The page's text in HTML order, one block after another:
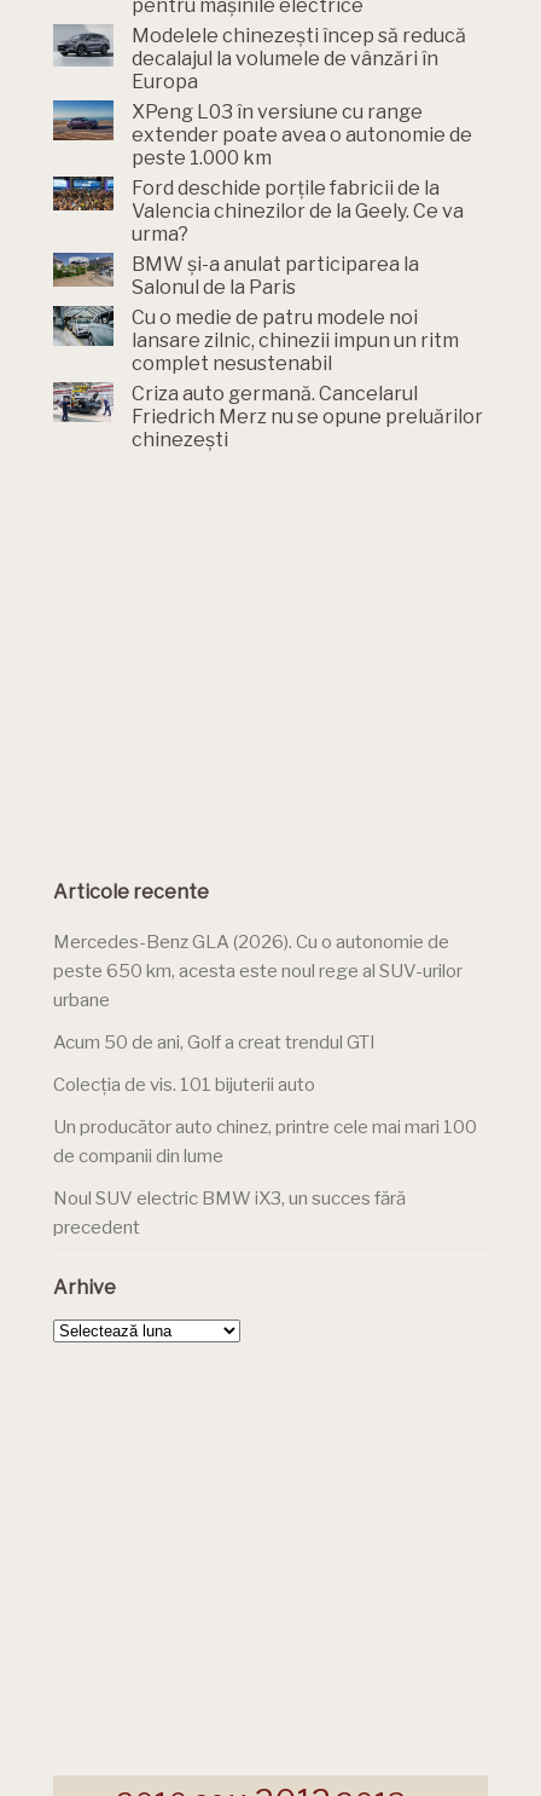
pentru mașinile electrice
Modelele chinezești încep să reducă
decalajul la volumele de vânzări în
Europa
XPeng L03 în versiune cu range
extender poate avea o autonomie de
peste 1.000 km
Ford deschide porțile fabricii de la
Valencia chinezilor de la Geely. Ce va
urma?
BMW și-a anulat participarea la
Salonul de la Paris
Cu o medie de patru modele noi
lansare zilnic, chinezii impun un ritm
complet nesustenabil
Criza auto germană. Cancelarul
Friedrich Merz nu se opune preluărilor
chinezești
Articole recente
Mercedes-Benz GLA (2026). Cu o autonomie de
peste 650 km, acesta este noul rege al SUV-urilor
urbane
Acum 50 de ani, Golf a creat trendul GTI
Colecția de vis. 101 bijuterii auto
Un producător auto chinez, printre cele mai mari 100
de companii din lume
Noul SUV electric BMW iX3, un succes fără
precedent
Arhive
Arhive